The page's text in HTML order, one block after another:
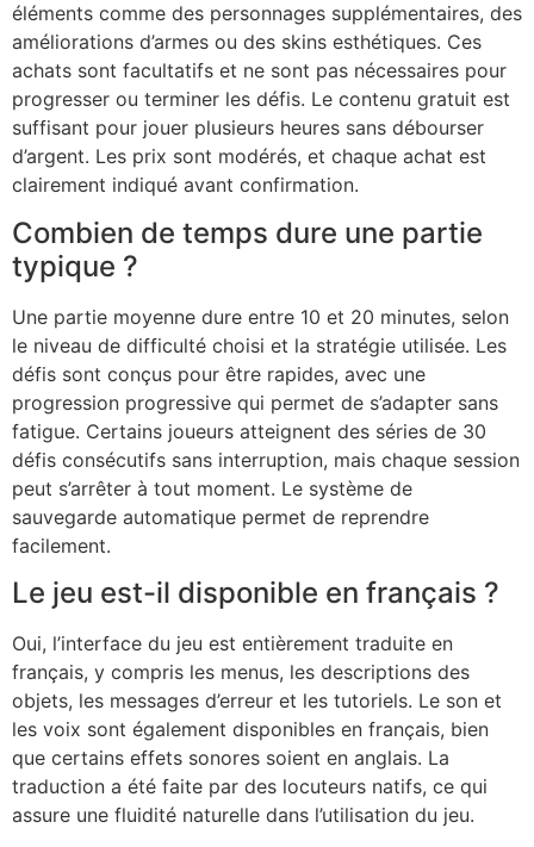
éléments comme des personnages supplémentaires, des
améliorations d’armes ou des skins esthétiques. Ces
achats sont facultatifs et ne sont pas nécessaires pour
progresser ou terminer les défis. Le contenu gratuit est
suffisant pour jouer plusieurs heures sans débourser
d’argent. Les prix sont modérés, et chaque achat est
clairement indiqué avant confirmation.
Combien de temps dure une partie
typique ?
Une partie moyenne dure entre 10 et 20 minutes, selon
le niveau de difficulté choisi et la stratégie utilisée. Les
défis sont conçus pour être rapides, avec une
progression progressive qui permet de s’adapter sans
fatigue. Certains joueurs atteignent des séries de 30
défis consécutifs sans interruption, mais chaque session
peut s’arrêter à tout moment. Le système de
sauvegarde automatique permet de reprendre
facilement.
Le jeu est-il disponible en français ?
Oui, l’interface du jeu est entièrement traduite en
français, y compris les menus, les descriptions des
objets, les messages d’erreur et les tutoriels. Le son et
les voix sont également disponibles en français, bien
que certains effets sonores soient en anglais. La
traduction a été faite par des locuteurs natifs, ce qui
assure une fluidité naturelle dans l’utilisation du jeu.